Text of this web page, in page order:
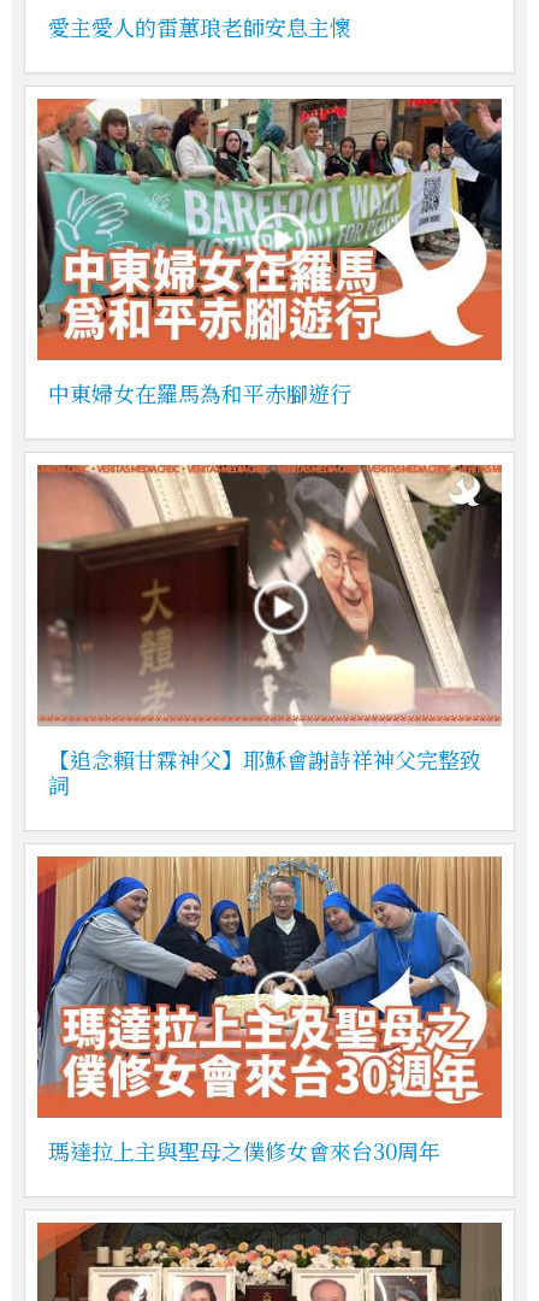
愛主愛人的雷蕙琅老師安息主懷
中東婦女在羅馬為和平赤腳遊行
【追念賴甘霖神父】耶穌會謝詩祥神父完整致
詞
瑪達拉上主與聖母之僕修女會來台30周年